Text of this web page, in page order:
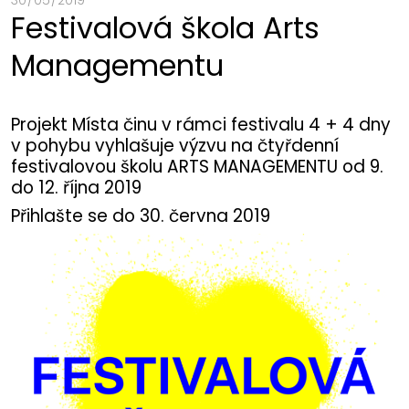
Festivalová škola Arts
Managementu
Projekt Místa činu v rámci festivalu 4 + 4 dny
v pohybu vyhlašuje výzvu na čtyřdenní
festivalovou školu ARTS MANAGEMENTU od 9.
do 12. října 2019
Přihlašte se do 30. června 2019